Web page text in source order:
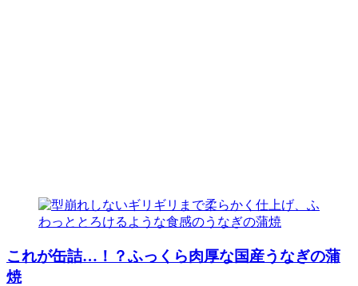
これが缶詰…！？ふっくら肉厚な国産うなぎの蒲
焼